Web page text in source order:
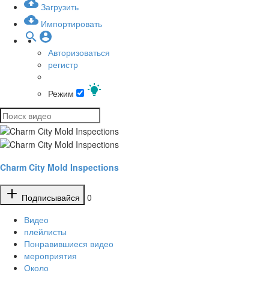
Загрузить
Импортировать
Авторизоваться
регистр
Режим
Charm City Mold Inspections
Подписывайся
0
Видео
плейлисты
Понравившиеся видео
мероприятия
Около